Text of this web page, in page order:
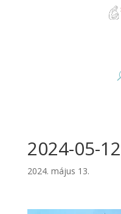
2024-05-12
2024. május 13.